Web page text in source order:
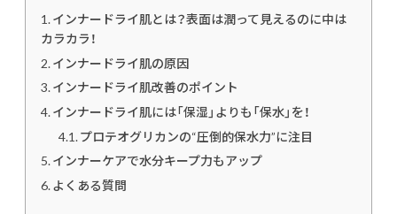
インナードライ肌とは？表面は潤って見えるのに中は
カラカラ！
インナードライ肌の原因
インナードライ肌改善のポイント
インナードライ肌には「保湿」よりも「保水」を！
プロテオグリカンの“圧倒的保水力”に注目
インナーケアで水分キープ力もアップ
よくある質問